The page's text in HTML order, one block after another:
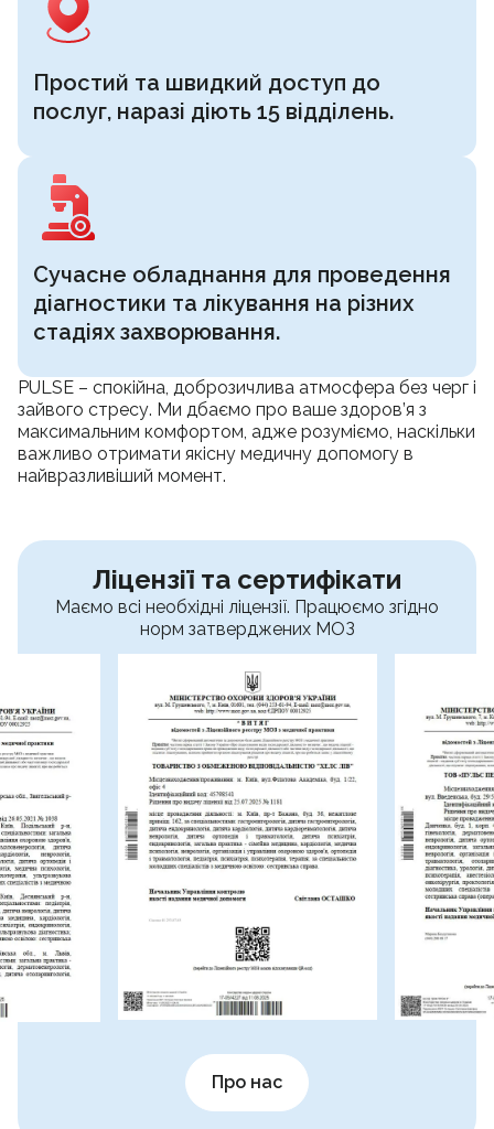
Простий та швидкий доступ до
послуг, наразі діють 15 відділень.
Сучасне обладнання для проведення
діагностики та лікування на різних
стадіях захворювання.
PULSE – спокійна, доброзичлива атмосфера без черг і
зайвого стресу. Ми дбаємо про ваше здоров’я з
максимальним комфортом, адже розуміємо, наскільки
важливо отримати якісну медичну допомогу в
найвразливіший момент.
Ліцензії та сертифікати
Маємо всі необхідні ліцензії. Працюємо згідно
норм затверджених МОЗ
Про нас